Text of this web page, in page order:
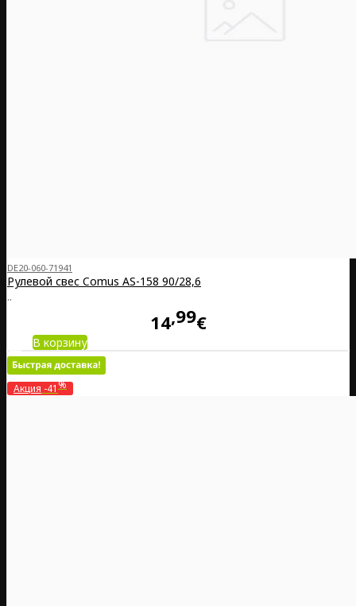
DE20-060-71941
Рулевой свес Comus AS-158 90/28,6
..
14 99€
В корзину
Акция -41%